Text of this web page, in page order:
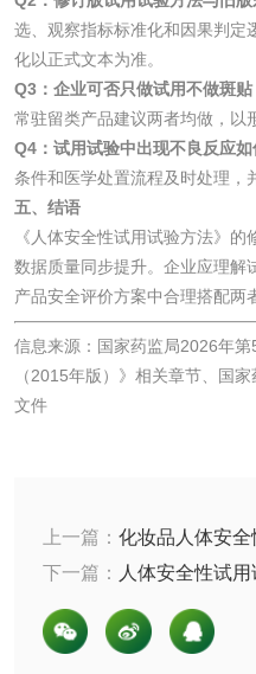
选、观察指标标准化和因果判定
化以正式文本为准。
Q3：企业可否只做试用不做斑贴
常驻留类产品建议两者均做，以
Q4：试用试验中出现不良反应如
条件和医学处置流程及时处理，
五、结语
《人体安全性试用试验方法》
数据质量同步提升。企业应理解
产品安全评价方案中合理搭配两
信息来源：国家药监局2026年
（2015年版）》相关章节、国
文件
上一篇： 化妆品人体安
者、使用方式、观察指标
下一篇：
人体安全性试
——企业如何按产品类型
化工助
化工原
工业用氯
颜料油墨
油墨
陶瓷颜
油品
油品